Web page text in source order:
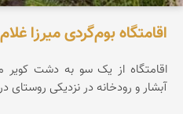
اقامتگاه بوم‌گردی میرزا
اقامتگاه از یک سو به دشت کویر
آبشار و رودخانه در نزدیکی روستای